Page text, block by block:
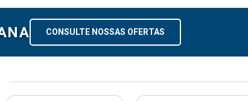
CONSULTE NOSSAS OFERTAS